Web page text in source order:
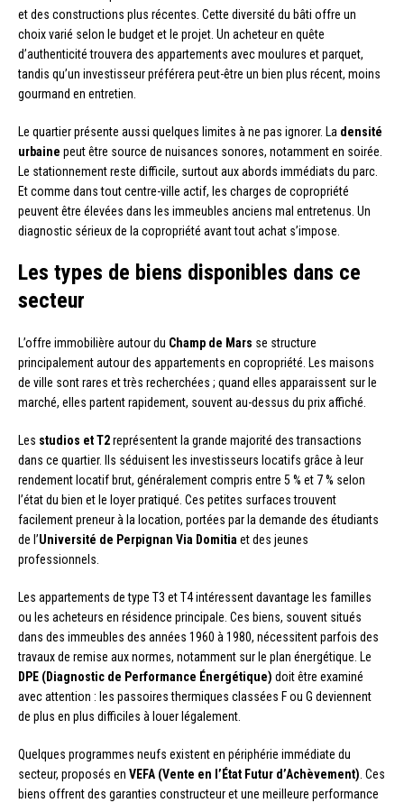
et des constructions plus récentes. Cette diversité du bâti offre un
choix varié selon le budget et le projet. Un acheteur en quête
d’authenticité trouvera des appartements avec moulures et parquet,
tandis qu’un investisseur préférera peut-être un bien plus récent, moins
gourmand en entretien.
Le quartier présente aussi quelques limites à ne pas ignorer. La densité
urbaine peut être source de nuisances sonores, notamment en soirée.
Le stationnement reste difficile, surtout aux abords immédiats du parc.
Et comme dans tout centre-ville actif, les charges de copropriété
peuvent être élevées dans les immeubles anciens mal entretenus. Un
diagnostic sérieux de la copropriété avant tout achat s’impose.
Les types de biens disponibles dans ce
secteur
L’offre immobilière autour du Champ de Mars se structure
principalement autour des appartements en copropriété. Les maisons
de ville sont rares et très recherchées ; quand elles apparaissent sur le
marché, elles partent rapidement, souvent au-dessus du prix affiché.
Les studios et T2représentent la grande majorité des transactions
dans ce quartier. Ils séduisent les investisseurs locatifs grâce à leur
rendement locatif brut, généralement compris entre 5 % et 7 % selon
l’état du bien et le loyer pratiqué. Ces petites surfaces trouvent
facilement preneur à la location, portées par la demande des étudiants
de l’Université de Perpignan Via Domitia et des jeunes
professionnels.
Les appartements de type T3 et T4 intéressent davantage les familles
ou les acheteurs en résidence principale. Ces biens, souvent situés
dans des immeubles des années 1960 à 1980, nécessitent parfois des
travaux de remise aux normes, notamment sur le plan énergétique. Le
DPE (Diagnostic de Performance Énergétique) doit être examiné
avec attention : les passoires thermiques classées F ou G deviennent
de plus en plus difficiles à louer légalement.
Quelques programmes neufs existent en périphérie immédiate du
secteur, proposés en VEFA (Vente en l’État Futur d’Achèvement). Ces
biens offrent des garanties constructeur et une meilleure performance